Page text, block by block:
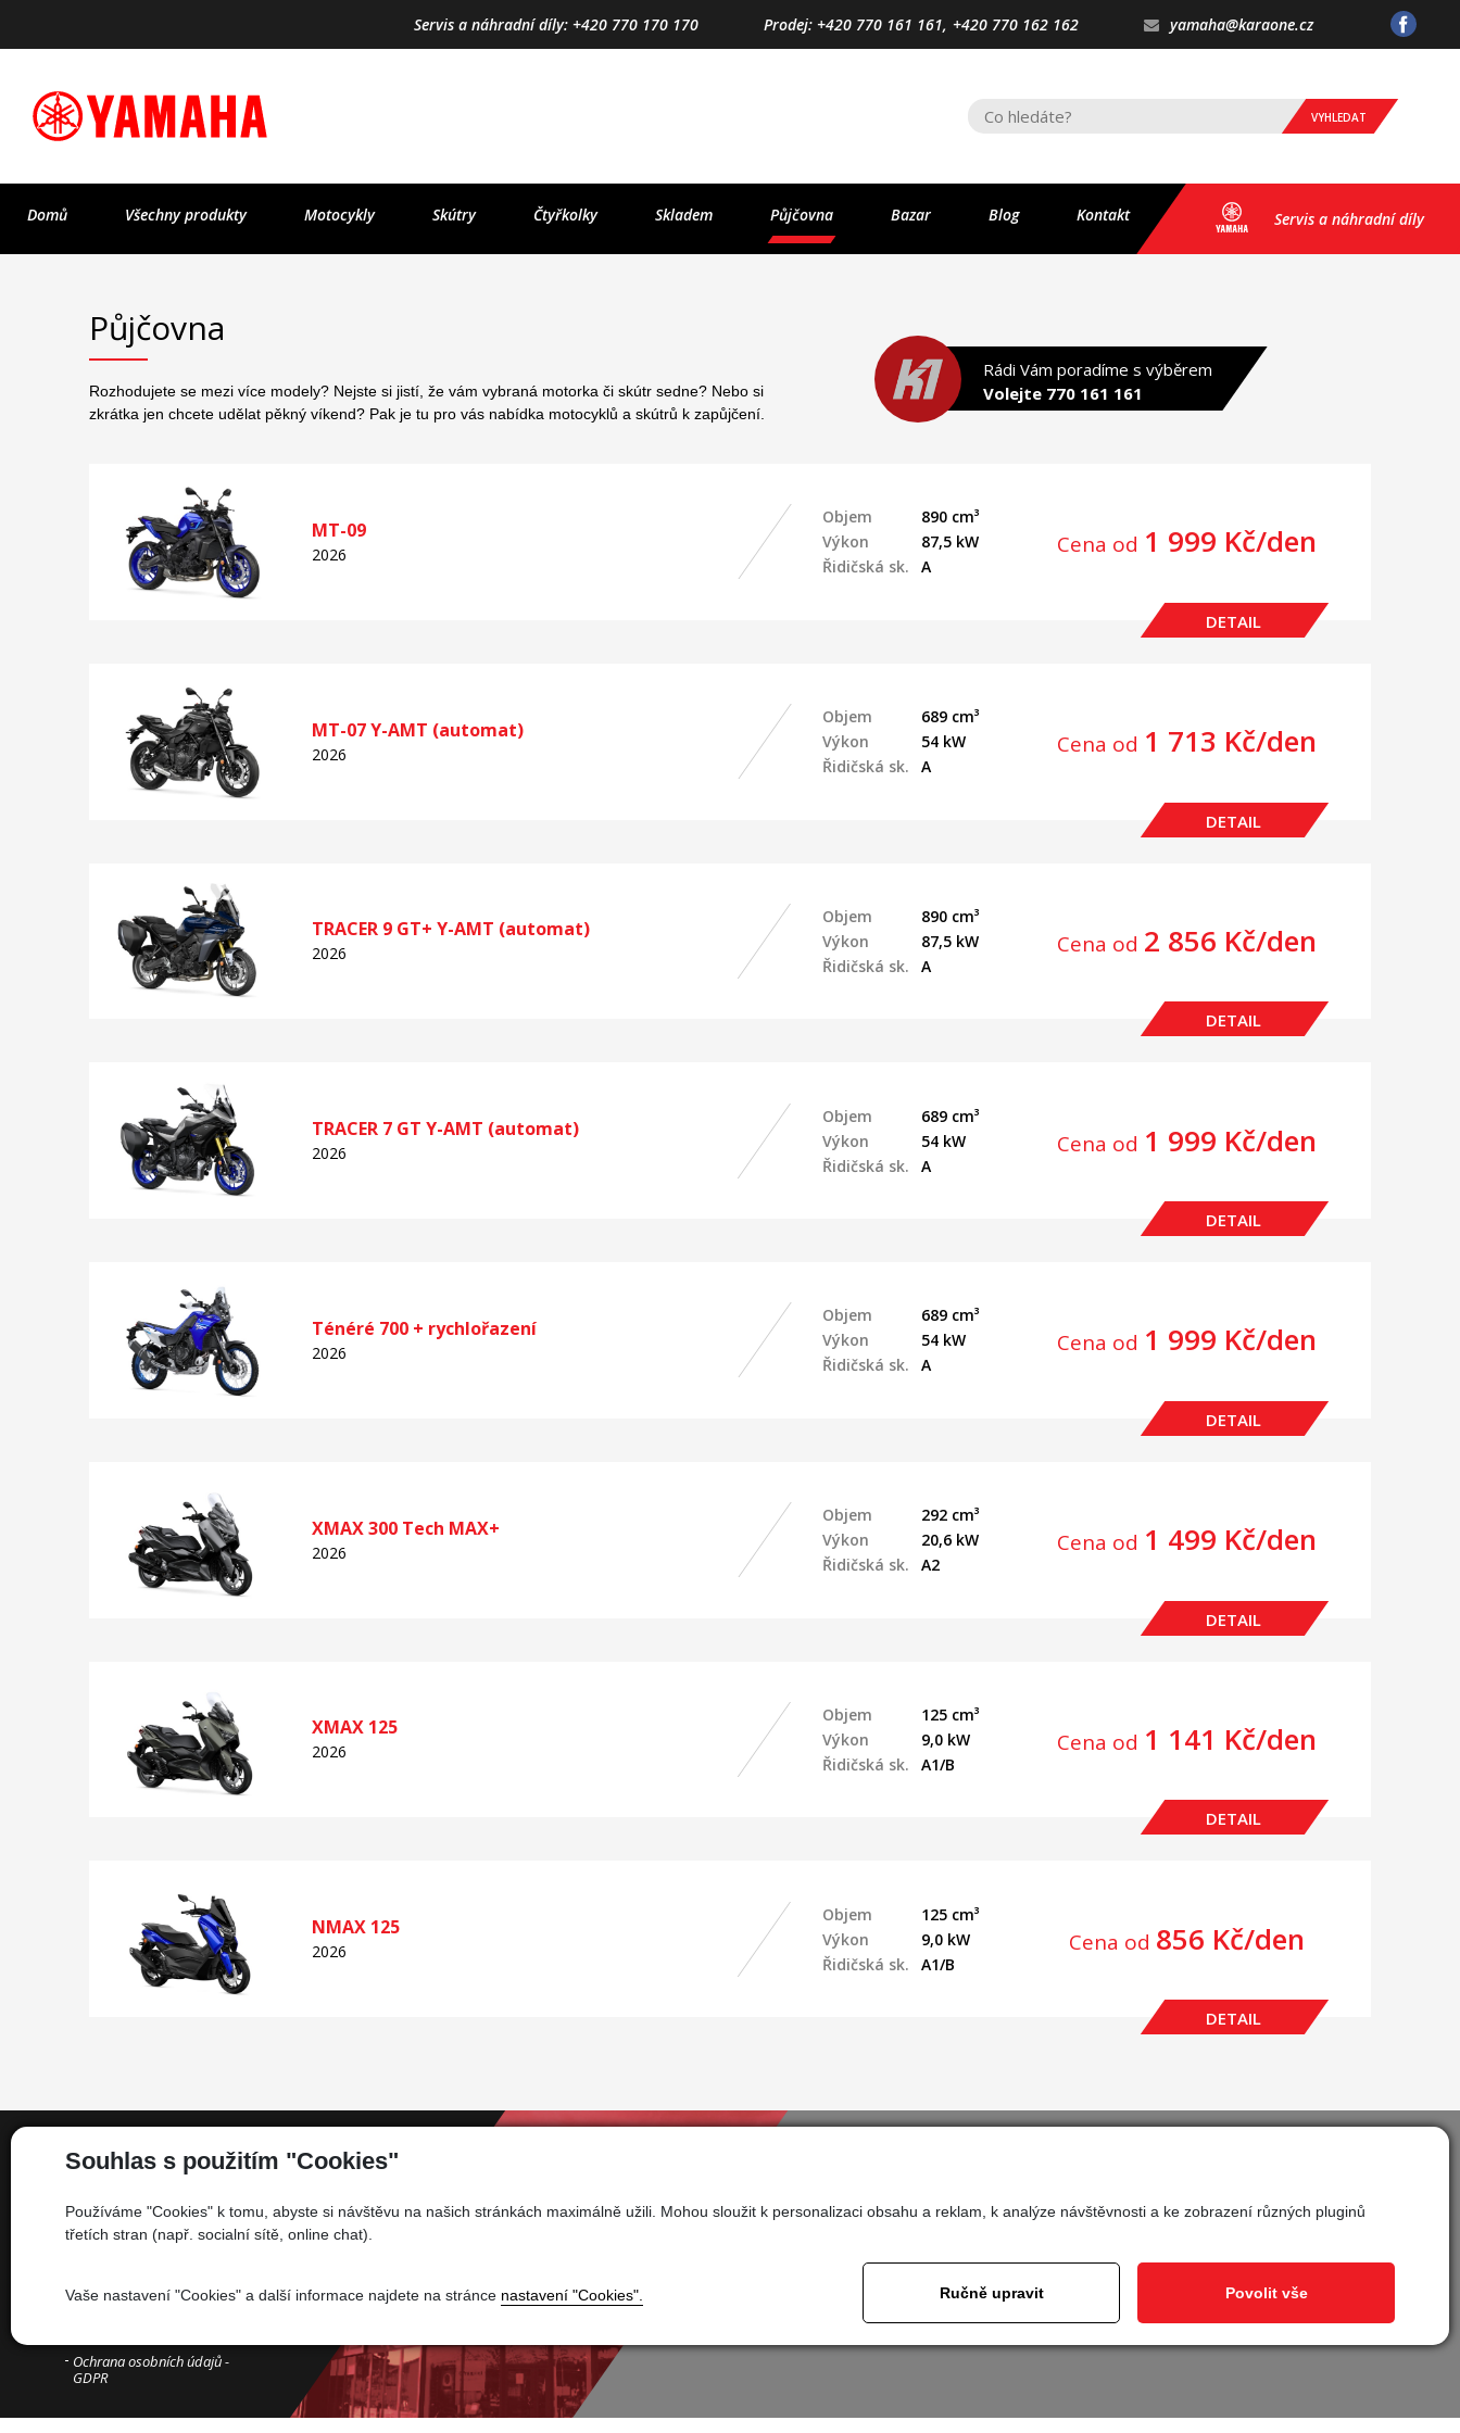
Souhlas s použitím "Cookies"
Používáme "Cookies" k tomu, abyste si návštěvu na našich stránkách maximálně užili. Mohou sloužit k personalizaci obsahu a reklam, k analýze návštěvnosti a ke zobrazení různých pluginů
třetích stran (např. socialní sítě, online chat).
Vaše nastavení "Cookies" a další informace najdete na stránce nastavení "Cookies". Ručně upravit Povolit vše
Servis a náhradní díly: +420 770 170 170 Prodej: +420 770 161 161, +420 770 162 162 yamaha@karaone.cz
VYHLEDAT
Domů Všechny produkty Motocykly Skútry Čtyřkolky Skladem Půjčovna Bazar Blog Kontakt Servis a náhradní díly
Půjčovna
Rozhodujete se mezi více modely? Nejste si jistí, že vám vybraná motorka či skútr sedne? Nebo si
zkrátka jen chcete udělat pěkný víkend? Pak je tu pro vás nabídka motocyklů a skútrů k zapůjčení.
Rádi Vám poradíme s výběrem
Volejte 770 161 161
MT-09
2026
Objem
890 cm³
Výkon
87,5 kW
Řidičská sk.
A
Cena od 1 999 Kč/den
DETAIL
MT-07 Y-AMT (automat)
2026
Objem
689 cm³
Výkon
54 kW
Řidičská sk.
A
Cena od 1 713 Kč/den
DETAIL
TRACER 9 GT+ Y-AMT (automat)
2026
Objem
890 cm³
Výkon
87,5 kW
Řidičská sk.
A
Cena od 2 856 Kč/den
DETAIL
TRACER 7 GT Y-AMT (automat)
2026
Objem
689 cm³
Výkon
54 kW
Řidičská sk.
A
Cena od 1 999 Kč/den
DETAIL
Ténéré 700 + rychlořazení
2026
Objem
689 cm³
Výkon
54 kW
Řidičská sk.
A
Cena od 1 999 Kč/den
DETAIL
XMAX 300 Tech MAX+
2026
Objem
292 cm³
Výkon
20,6 kW
Řidičská sk.
A2
Cena od 1 499 Kč/den
DETAIL
XMAX 125
2026
Objem
125 cm³
Výkon
9,0 kW
Řidičská sk.
A1/B
Cena od 1 141 Kč/den
DETAIL
NMAX 125
2026
Objem
125 cm³
Výkon
9,0 kW
Řidičská sk.
A1/B
Cena od 856 Kč/den
DETAIL
Kariéra
Ochrana osobních údajů -
GDPR
Nastavit cookies